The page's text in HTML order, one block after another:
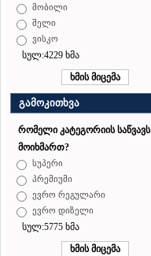
მობილი
შელი
ვისკო
სულ:4229 ხმა
გამოკითხვა
რომელი კატეგორიის საწვავს
მოიხმართ?
სუპერი
პრემიუმი
ევრო რეგულარი
ევრო დიზელი
სულ:5775 ხმა